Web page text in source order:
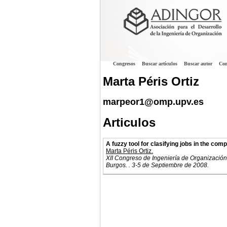
Congresos Buscar artículos Buscar autor
Marta Péris Ortiz
marpeor1@omp.upv.es
Articulos
A fuzzy tool for clasifying jobs in the
Marta Péris Ortiz.
XII Congreso de Ingeniería de Organización
Burgos. . 3-5 de Septiembre de 2008.